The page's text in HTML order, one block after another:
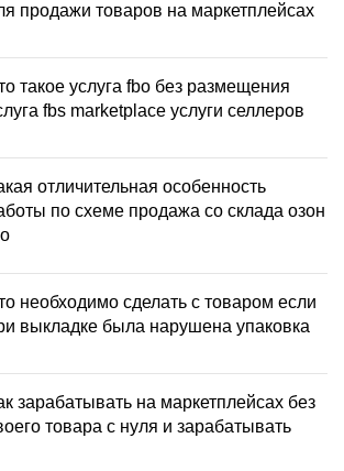
продажи товаров на маркетплейсах
такое услуга fbo без размещения
fbs marketplace услуги селлеров
отличительная особенность
по схеме продажа со склада озон
необходимо сделать с товаром если
выкладке была нарушена упаковка
зарабатывать на маркетплейсах без
товара с нуля и зарабатывать